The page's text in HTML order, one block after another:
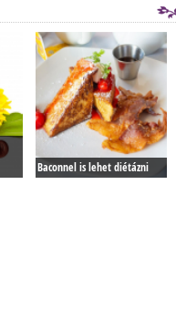
Baconnel is lehet diétázni